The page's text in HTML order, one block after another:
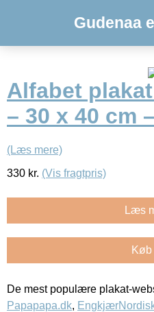
Gudenaa
Alfabet
– 30 x 40 cm
(Læs mere)
330 kr. (Vis fragtpris)
Læs
Køb
De mest populære plakat-
Papapapa.dk,